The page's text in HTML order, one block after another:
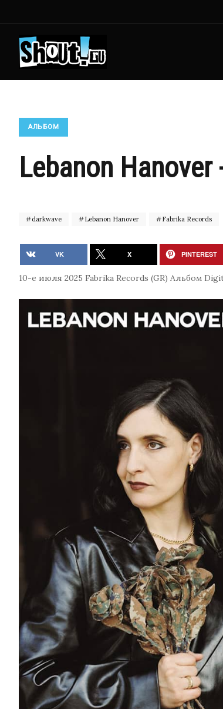
АЛЬБОМ
Lebanon
darkwave Lebanon Hanover Fabrika Records
VK X PINTEREST
10-е июля 2025 Fabrika Records (GR) Альбом